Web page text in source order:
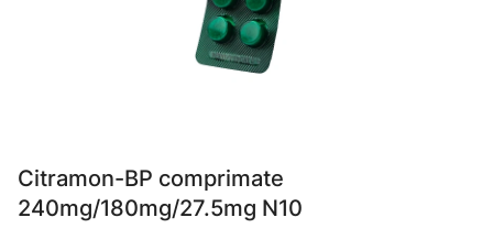
Citramon-BP comprimate
240mg/180mg/27.5mg N10